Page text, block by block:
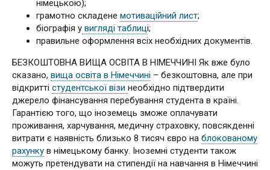
німецькою);
грамотно складене мотиваційний лист;
біографія у вигляді таблиці;
правильне оформлення всіх необхідних документів.
БЕЗКОШТОВНА ВИЩА ОСВІТА В НІМЕЧЧИНІ Як вже було
сказано, вища освіта в Німеччині – безкоштовна, але при
відкритті студентської візи необхідно підтвердити
джерело фінансування перебування студента в країні.
Гарантією того, що іноземець зможе оплачувати
проживання, харчування, медичну страховку, повсякденні
витрати є наявність близько 8 тисяч євро на блокованому
рахунку в німецькому банку. Іноземні студенти також
можуть претендувати на стипендії на навчання в Німеччині